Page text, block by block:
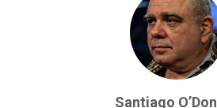
Santiago